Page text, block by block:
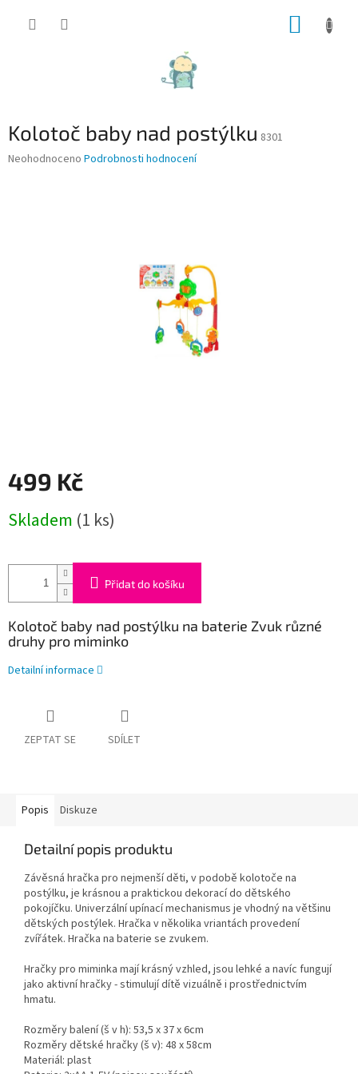
Kolotoč baby nad postýlku 8301
Průměrné
Neohodnoceno Podrobnosti hodnocení
499 Kč
cena:
Skladem (1 ks)
Přidat do košíku
Kolotoč baby nad postýlku na baterie Zvuk různé
druhy pro miminko
Detailní informace
ZEPTAT SE SDÍLET
Popis Diskuze
Detailní popis produktu
Závěsná hračka pro nejmenší děti, v podobě kolotoče na
postýlku, je krásnou a praktickou dekorací do dětského
pokojíčku. Univerzální upínací mechanismus je vhodný na většinu
dětských postýlek. Hračka v několika vriantách provedení
zvířátek. Hračka na baterie se zvukem.
Hračky pro miminka mají krásný vzhled, jsou lehké a navíc fungují
jako aktivní hračky - stimulují dítě vizuálně i prostřednictvím
hmatu.
Rozměry balení (š v h): 53,5 x 37 x 6cm
Rozměry dětské hračky (š v): 48 x 58cm
Materiál: plast